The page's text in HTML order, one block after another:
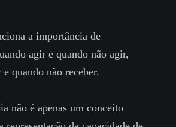
a importância de
agir e quando não agir,
e quando não receber.
não é apenas um conceito